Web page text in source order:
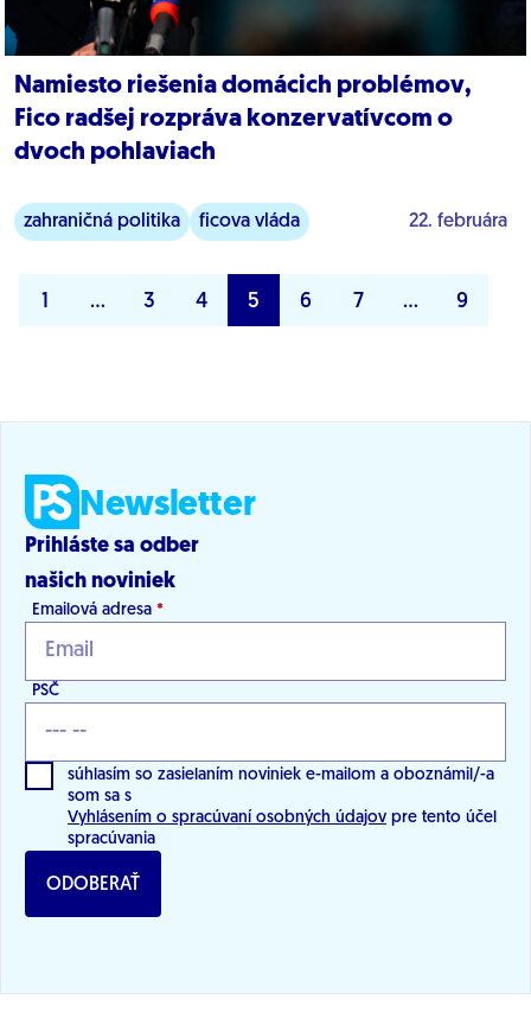
Namiesto riešenia domácich problémov,
Fico radšej rozpráva konzervatívcom o
dvoch pohlaviach
zahraničná politika ficova vláda 22. februára
1 … 3 4 5 6 7 … 9
Newsletter
Prihláste sa odber
našich noviniek
Emailová adresa *
PSČ
súhlasím so zasielaním noviniek e-mailom a oboznámil/-a
som sa s
Vyhlásením o spracúvaní osobných údajov pre tento účel
spracúvania
ODOBERAŤ